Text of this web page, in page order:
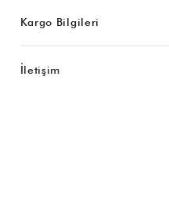
Kargo Bilgileri
İletişim